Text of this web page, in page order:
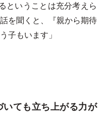
ということは充分考えら
を聞くと、『親から期待
子もいます」
ても立ち上がる力が